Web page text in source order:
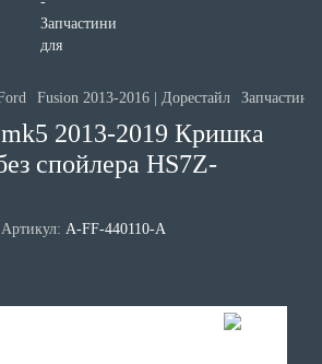
Fusion 2013-2016 | Дорестайл
2013-2019 Кришка
спойлера HS7Z-
Артикул: A-FF-440110-A